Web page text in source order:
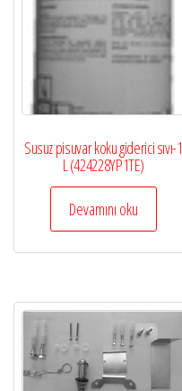
Susuz pisuvar koku giderici sıvı-1
L (424228YP1TE)
Devamını oku